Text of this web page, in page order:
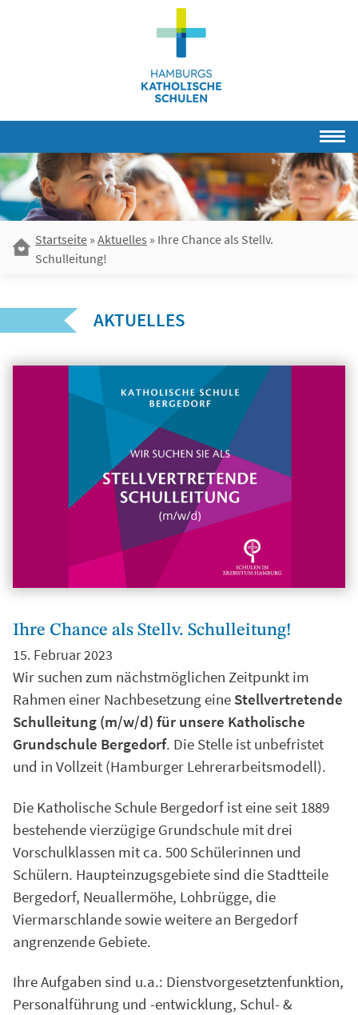
Startseite » Aktuelles » Ihre Chance als Stellv.
Schulleitung!
AKTUELLES
Ihre Chance als Stellv. Schulleitung!
15. Februar 2023
Wir suchen zum nächstmöglichen Zeitpunkt im
Rahmen einer Nachbesetzung eine Stellvertretende
Schulleitung (m/w/d) für unsere Katholische
Grundschule Bergedorf. Die Stelle ist unbefristet
und in Vollzeit (Hamburger Lehrerarbeitsmodell).
Die Katholische Schule Bergedorf ist eine seit 1889
bestehende vierzügige Grundschule mit drei
Vorschulklassen mit ca. 500 Schülerinnen und
Schülern. Haupteinzugsgebiete sind die Stadtteile
Bergedorf, Neuallermöhe, Lohbrügge, die
Viermarschlande sowie weitere an Bergedorf
angrenzende Gebiete.
Ihre Aufgaben sind u.a.: Dienstvorgesetztenfunktion,
Personalführung und -entwicklung, Schul- &